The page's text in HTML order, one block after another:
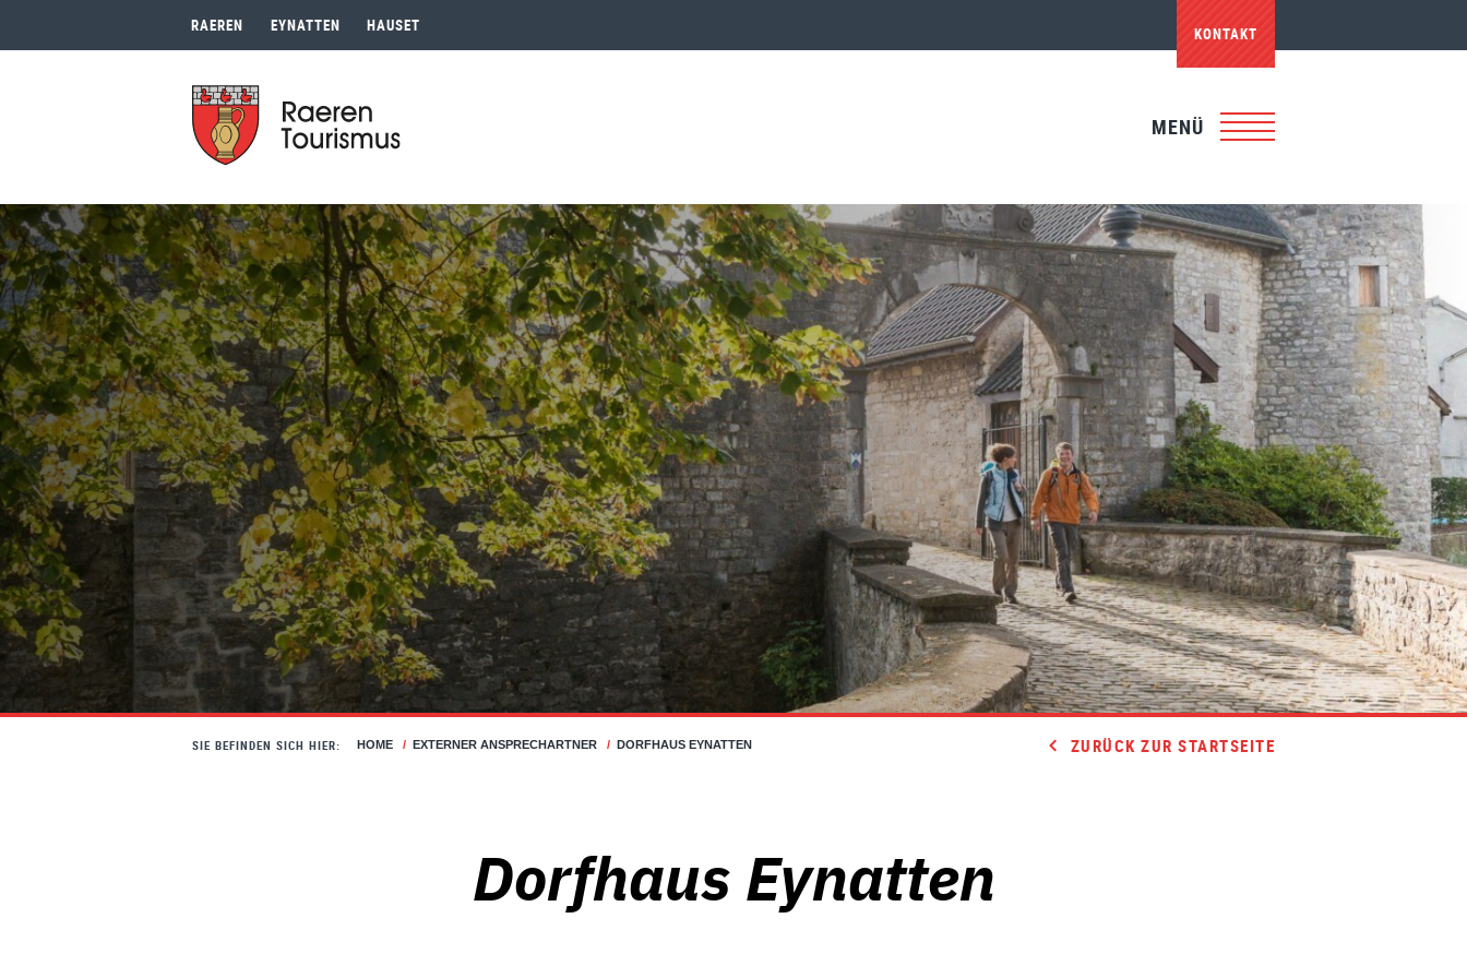
RAEREN EYNATTEN HAUSET KONTAKT
MENÜ
SIE BEFINDEN SICH HIER: HOME / EXTERNER ANSPRECHARTNER / DORFHAUS EYNATTEN ZURÜCK ZUR STARTSEITE
Dorfhaus Eynatten